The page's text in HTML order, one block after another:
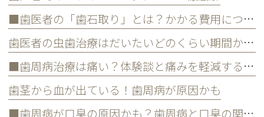
■歯医者の「歯石取り」とは？かかる費用について
歯医者の虫歯治療はだいたいどのくらい期間かかる？
■歯周病治療は痛い？体験談と痛みを軽減する方法
歯茎から血が出ている！歯周病が原因かも
■歯周病が口臭の原因かも？歯周病と口臭の関係について